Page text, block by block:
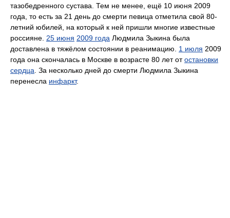
тазобедренного сустава. Тем не менее, ещё 10 июня 2009
года, то есть за 21 день до смерти певица отметила свой 80-
летний юбилей, на который к ней пришли многие известные
россияне. 25 июня 2009 года Людмила Зыкина была
доставлена в тяжёлом состоянии в реанимацию. 1 июля 2009
года она скончалась в Москве в возрасте 80 лет отостановки
сердца. За несколько дней до смерти Людмила Зыкина
перенесла инфаркт.